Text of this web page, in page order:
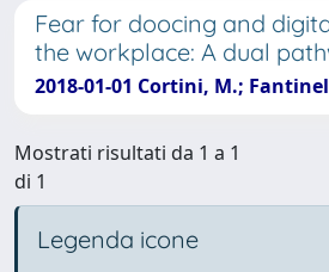
Fear for doocing and
the workplace: A dual
2018-01-01 Cortini, M.;
Mostrati risultati da 1 a 1
di 1
Legenda icone